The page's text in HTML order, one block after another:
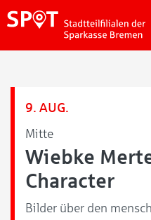
9. AUG.
Mitte
Wiebke
Character
Bilder über den